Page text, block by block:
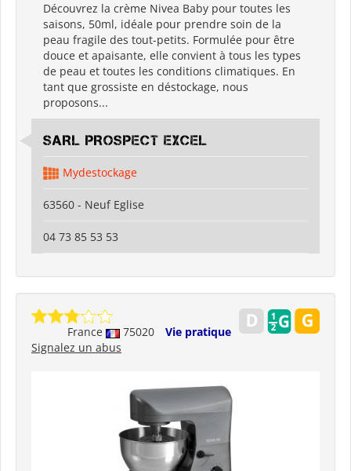
Découvrez la crème Nivea Baby pour toutes les
saisons, 50ml, idéale pour prendre soin de la
peau fragile des tout-petits. Formulée pour être
douce et apaisante, elle convient à tous les types
de peau et toutes les conditions climatiques. En
tant que grossiste en déstockage, nous
proposons...
SARL PROSPECT EXCEL
Mydestockage
63560 - Neuf Eglise
04 73 85 53 53
France 75020
Vie pratique
Signalez un abus